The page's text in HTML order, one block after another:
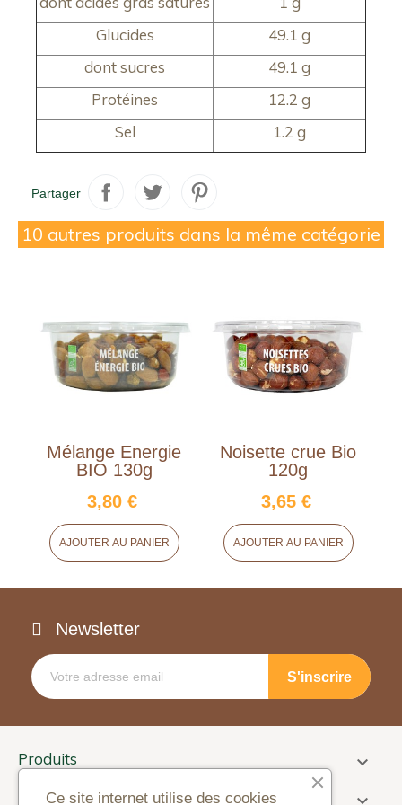
Glucides
49.1 g
dont sucres
49.1 g
Protéines
12.2 g
Sel
1.2 g
Partager
10 autres produits dans la même catégorie
Mélange Energie
BIO 130g
3,80 €
AJOUTER AU PANIER
Noisette crue Bio
120g
3,65 €
AJOUTER AU PANIER
Newsletter
Produits 
Informations
Ce site internet utilise des cookies